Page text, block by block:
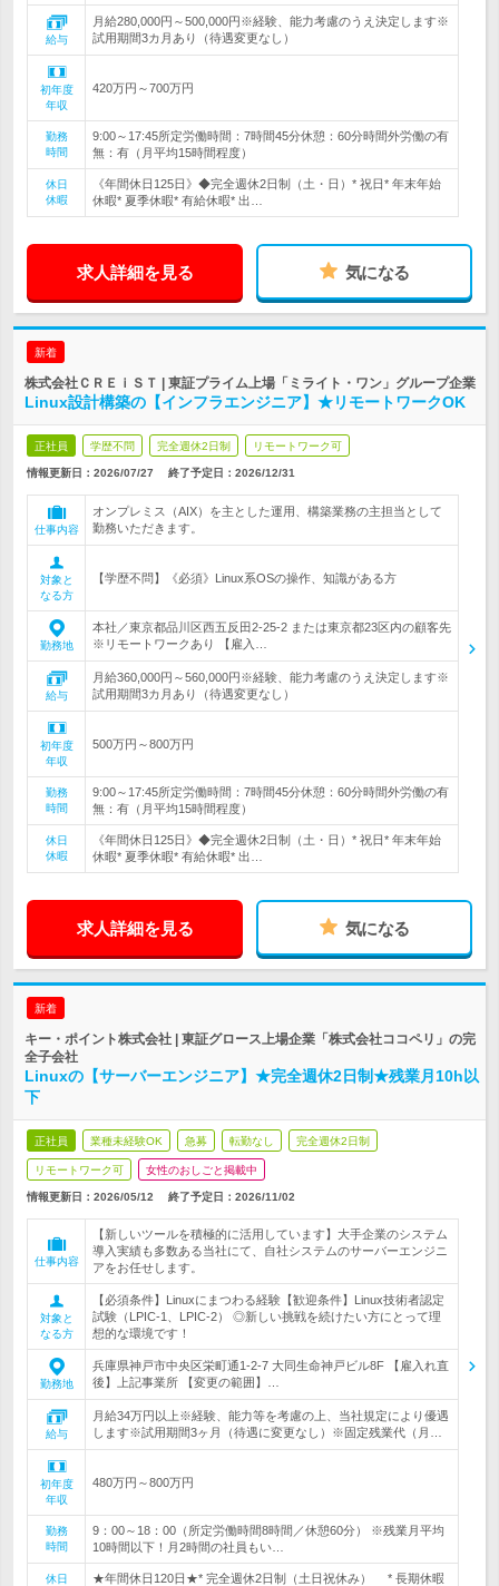
給与
月給280,000円～500,000円※経験、能力考慮のうえ決定します※
試用期間3カ月あり（待遇変更なし）
初年度
年収
420万円～700万円
勤務
時間
9:00～17:45所定労働時間：7時間45分休憩：60分時間外労働の有
無：有（月平均15時間程度）
休日
休暇
《年間休日125日》◆完全週休2日制（土・日）* 祝日* 年末年始
休暇* 夏季休暇* 有給休暇* 出…
求人詳細を見る 気になる
新着
株式会社ＣＲＥｉＳＴ | 東証プライム上場「ミライト・ワン」グループ企業
Linux設計構築の【インフラエンジニア】★リモートワークOK
正社員 学歴不問 完全週休2日制 リモートワーク可
情報更新日：2026/07/27 終了予定日： 2026/12/31
仕事内容
オンプレミス（AIX）を主とした運用、構築業務の主担当として
勤務いただきます。
対象と
なる方
【学歴不問】《必須》Linux系OSの操作、知識がある方
勤務地
本社／東京都品川区西五反田2-25-2 または東京都23区内の顧客先
※リモートワークあり 【雇入…
給与
月給360,000円～560,000円※経験、能力考慮のうえ決定します※
試用期間3カ月あり（待遇変更なし）
初年度
年収
500万円～800万円
勤務
時間
9:00～17:45所定労働時間：7時間45分休憩：60分時間外労働の有
無：有（月平均15時間程度）
休日
休暇
《年間休日125日》◆完全週休2日制（土・日）* 祝日* 年末年始
休暇* 夏季休暇* 有給休暇* 出…
求人詳細を見る 気になる
新着
キー・ポイント株式会社 | 東証グロース上場企業「株式会社ココペリ」の完
全子会社
Linuxの【サーバーエンジニア】★完全週休2日制★残業月10h以
下
正社員 業種未経験OK 急募 転勤なし 完全週休2日制
リモートワーク可 女性のおしごと掲載中
情報更新日：2026/05/12 終了予定日： 2026/11/02
仕事内容
【新しいツールを積極的に活用しています】大手企業のシステム
導入実績も多数ある当社にて、自社システムのサーバーエンジニ
アをお任せします。
対象と
なる方
【必須条件】Linuxにまつわる経験【歓迎条件】Linux技術者認定
試験（LPIC-1、LPIC-2） ◎新しい挑戦を続けたい方にとって理
想的な環境です！
勤務地
兵庫県神戸市中央区栄町通1-2-7 大同生命神戸ビル8F 【雇入れ直
後】上記事業所 【変更の範囲】…
給与
月給34万円以上※経験、能力等を考慮の上、当社規定により優遇
します※試用期間3ヶ月（待遇に変更なし）※固定残業代（月…
初年度
年収
480万円～800万円
勤務
時間
9：00～18：00（所定労働時間8時間／休憩60分） ※残業月平均
10時間以下！月2時間の社員もい…
休日
★年間休日120日★* 完全週休2日制（土日祝休み） * 長期休暇